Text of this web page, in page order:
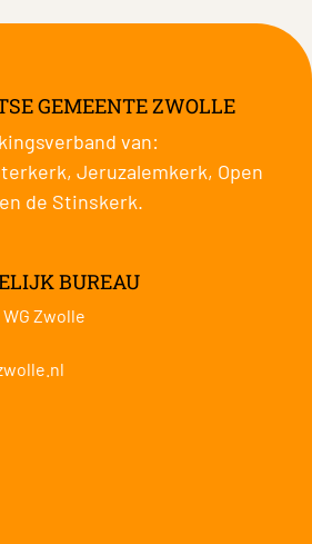
GEMEENTE ZWOLLE
van:
, Jeruzalemkerk, Open
en de Stinskerk.
BUREAU
Zwolle